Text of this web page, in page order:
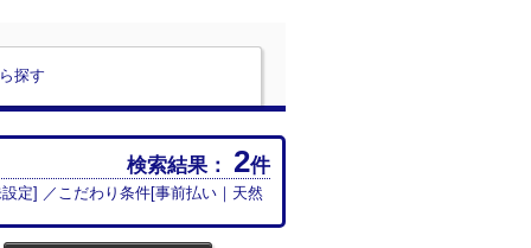
探す
検索結果： 2件
定] ／こだわり条件[事前払い ｜ 天然